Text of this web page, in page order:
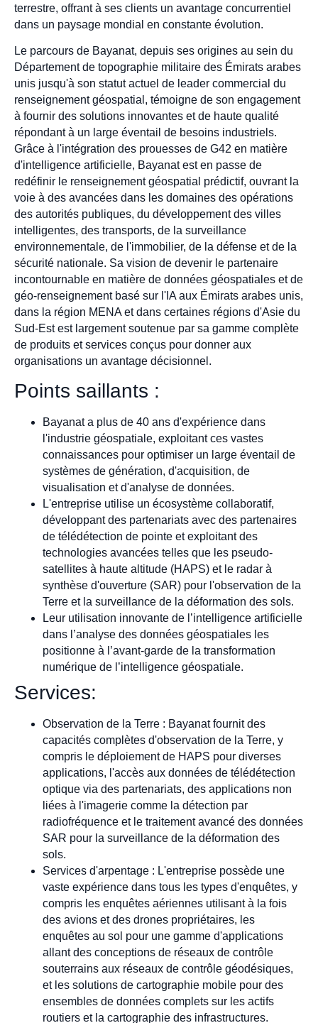
terrestre, offrant à ses clients un avantage concurrentiel
dans un paysage mondial en constante évolution.
Le parcours de Bayanat, depuis ses origines au sein du
Département de topographie militaire des Émirats arabes
unis jusqu'à son statut actuel de leader commercial du
renseignement géospatial, témoigne de son engagement
à fournir des solutions innovantes et de haute qualité
répondant à un large éventail de besoins industriels.
Grâce à l'intégration des prouesses de G42 en matière
d'intelligence artificielle, Bayanat est en passe de
redéfinir le renseignement géospatial prédictif, ouvrant la
voie à des avancées dans les domaines des opérations
des autorités publiques, du développement des villes
intelligentes, des transports, de la surveillance
environnementale, de l'immobilier, de la défense et de la
sécurité nationale. Sa vision de devenir le partenaire
incontournable en matière de données géospatiales et de
géo-renseignement basé sur l'IA aux Émirats arabes unis,
dans la région MENA et dans certaines régions d'Asie du
Sud-Est est largement soutenue par sa gamme complète
de produits et services conçus pour donner aux
organisations un avantage décisionnel.
Points saillants :
Bayanat a plus de 40 ans d'expérience dans
l'industrie géospatiale, exploitant ces vastes
connaissances pour optimiser un large éventail de
systèmes de génération, d'acquisition, de
visualisation et d'analyse de données.
L'entreprise utilise un écosystème collaboratif,
développant des partenariats avec des partenaires
de télédétection de pointe et exploitant des
technologies avancées telles que les pseudo-
satellites à haute altitude (HAPS) et le radar à
synthèse d'ouverture (SAR) pour l'observation de la
Terre et la surveillance de la déformation des sols.
Leur utilisation innovante de l’intelligence artificielle
dans l’analyse des données géospatiales les
positionne à l’avant-garde de la transformation
numérique de l’intelligence géospatiale.
Services:
Observation de la Terre : Bayanat fournit des
capacités complètes d'observation de la Terre, y
compris le déploiement de HAPS pour diverses
applications, l'accès aux données de télédétection
optique via des partenariats, des applications non
liées à l'imagerie comme la détection par
radiofréquence et le traitement avancé des données
SAR pour la surveillance de la déformation des
sols.
Services d'arpentage : L'entreprise possède une
vaste expérience dans tous les types d'enquêtes, y
compris les enquêtes aériennes utilisant à la fois
des avions et des drones propriétaires, les
enquêtes au sol pour une gamme d'applications
allant des conceptions de réseaux de contrôle
souterrains aux réseaux de contrôle géodésiques,
et les solutions de cartographie mobile pour des
ensembles de données complets sur les actifs
routiers et la cartographie des infrastructures.